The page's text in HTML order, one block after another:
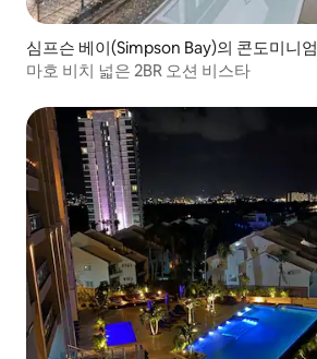
심프슨 베이(Simpson Bay)의 콘도미니엄
마호 비치 넓은 2BR 오션 비스타